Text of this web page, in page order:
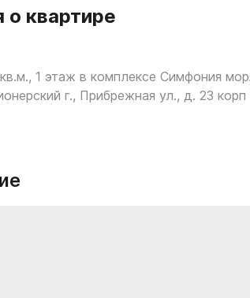
квартире
1 этаж в комплексе Симфония
г., Прибрежная ул., д. 23